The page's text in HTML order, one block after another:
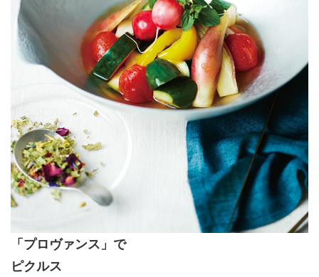
「プロヴァンス」で
ピクルス